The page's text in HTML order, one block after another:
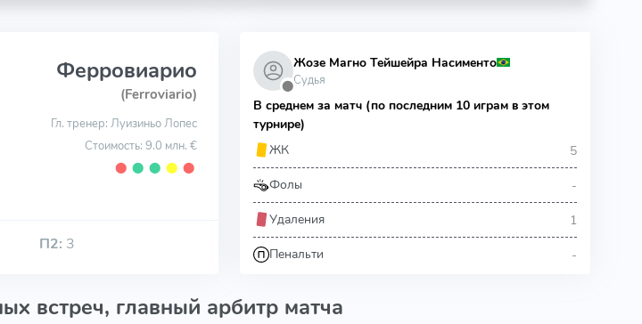
Ферровиарио
(Ferroviario)
Гл. тренер: Луизиньо Лопес
Стоимость: 9.0 млн. €
⬤ ⬤ ⬤ ⬤ ⬤
П2: 3
⬤
Жозе Магно Тейшейра Насименто
Судья
В среднем за матч (по последним 10 играм в этом
турнире)
ЖК
5
Фолы -
Удаления 1
Пенальти -
встреч, главный арбитр матча